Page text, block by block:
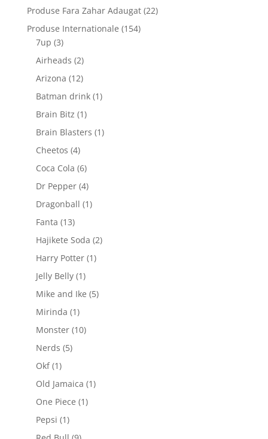
produse
Produse Fara Zahar Adaugat 2222
Produse Internationale 154154
7up 33
produse
Airheads 22
produse
Arizona 1212
produse
Batman drink 11
Brain Bitz 11
produs
Brain Blasters 11
Cheetos 44
produse
Coca Cola 66
produse
Dr Pepper 44
produse
Dragonball 11
Fanta 1313
produse
Hajikete Soda 22
Harry Potter 11
Jelly Belly 11
produs
Mike and Ike 55
Mirinda 11
produs
Monster 1010
Nerds 55
Okf 11
produs
Old Jamaica 11
One Piece 11
Pepsi 11
produs